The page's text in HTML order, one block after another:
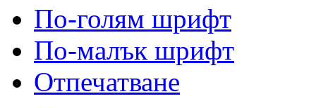
По-голям шрифт
По-малък шрифт
Отпечатване